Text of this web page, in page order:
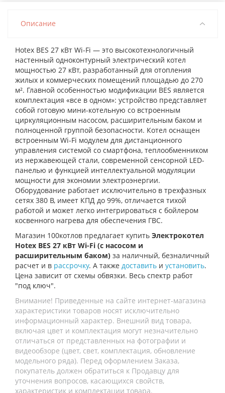
Описание
Hotex BES 27 кВт Wi-Fi — это высокотехнологичный
настенный одноконтурный электрический котел
мощностью 27 кВт, разработанный для отопления
жилых и коммерческих помещений площадью до 270
м². Главной особенностью модификации BES является
комплектация «все в одном»: устройство представляет
собой готовую мини-котельную со встроенным
циркуляционным насосом, расширительным баком и
полноценной группой безопасности. Котел оснащен
встроенным Wi-Fi модулем для дистанционного
управления системой со смартфона, теплообменником
из нержавеющей стали, современной сенсорной LED-
панелью и функцией интеллектуальной модуляции
мощности для экономии электроэнергии.
Оборудование работает исключительно в трехфазных
сетях 380 В, имеет КПД до 99%, отличается тихой
работой и может легко интегрироваться с бойлером
косвенного нагрева для обеспечения ГВС.
Магазин 100котлов предлагает купить Электрокотел
Hotex BES 27 кВт Wi-Fi (c насосом и
расширительным баком) за наличный, безналичный
расчет и в рассрочку. А также доставить и установить.
Цена зависит от схемы обвязки. Весь спектр работ
"под ключ".
Внимание! Приведенные на сайте интернет-магазина
характеристики товаров носят исключительно
информационный характер. Внешний вид товара,
включая цвет и комплектация могут незначительно
отличаться от представленных на фотографии и
видеообзоре (цвет, свет, комплектация, обновление
модельного ряда). Перед оформлением Заказа,
покупатель должен обратиться к Продавцу для
уточнения вопросов, касающихся свойств,
характеристик и комплектации товара.